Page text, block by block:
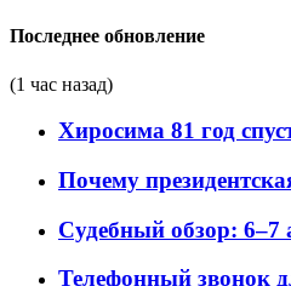
Последнее обновление
(1 час назад)
Хиросима 81 год
Почему
Судебный обзор: 6–7
Телефонный звонок